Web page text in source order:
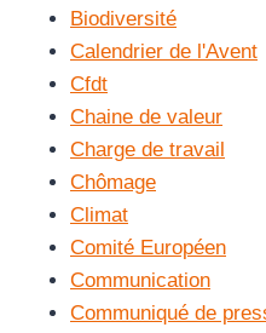
Biodiversité
Calendrier de l'Avent
Cfdt
Chaine de valeur
Charge de travail
Chômage
Climat
Comité Européen
Communication
Communiqué de